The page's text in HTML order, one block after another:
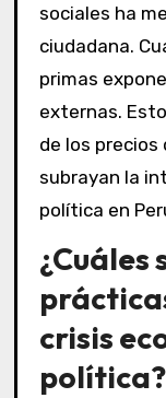
sociales ha
ciudadana.
primas
externas.
de los precios
subrayan la
política en
¿Cuáles
crisis
política?